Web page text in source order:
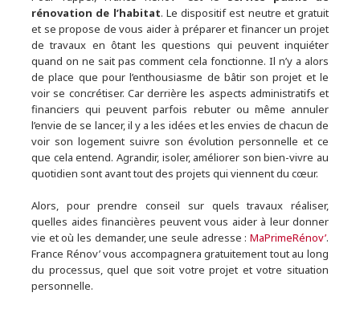
rénovation de l’habitat. Le dispositif est neutre et gratuit
et se propose de vous aider à préparer et financer un projet
de travaux en ôtant les questions qui peuvent inquiéter
quand on ne sait pas comment cela fonctionne. Il n’y a alors
de place que pour l’enthousiasme de bâtir son projet et le
voir se concrétiser. Car derrière les aspects administratifs et
financiers qui peuvent parfois rebuter ou même annuler
l’envie de se lancer, il y a les idées et les envies de chacun de
voir son logement suivre son évolution personnelle et ce
que cela entend. Agrandir, isoler, améliorer son bien-vivre au
quotidien sont avant tout des projets qui viennent du cœur.
Alors, pour prendre conseil sur quels travaux réaliser,
quelles aides financières peuvent vous aider à leur donner
vie et où les demander, une seule adresse : MaPrimeRénov’.
France Rénov’ vous accompagnera gratuitement tout au long
du processus, quel que soit votre projet et votre situation
personnelle.